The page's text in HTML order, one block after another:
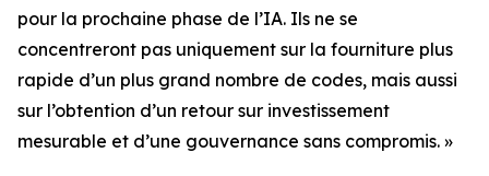
pour la prochaine phase de l’IA. Ils ne se
concentreront pas uniquement sur la fourniture plus
rapide d’un plus grand nombre de codes, mais aussi
sur l’obtention d’un retour sur investissement
mesurable et d’une gouvernance sans compromis. »